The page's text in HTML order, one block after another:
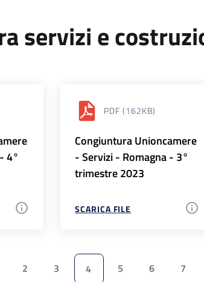
servizi e
4°
PDF (162KB)
Congiuntura Unioncamere
- Servizi - Romagna - 3°
trimestre 2023
SCARICA FILE
2 3 4 5 6 7